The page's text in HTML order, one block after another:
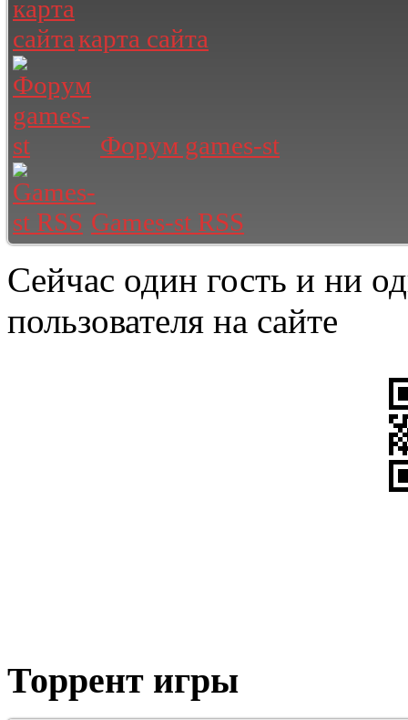
карта сайта
Форум games-st
Games-st RSS
Сейчас один гость и ни
пользователя на сайте
Торрент игры